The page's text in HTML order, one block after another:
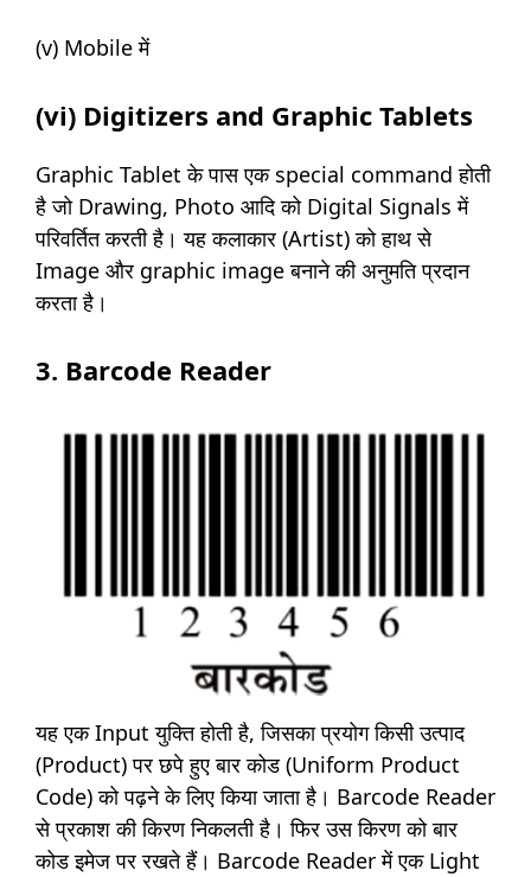
(v) Mobile में
(vi) Digitizers and Graphic Tablets
Graphic Tablet के पास एक special command होती
है जो Drawing, Photo आदि को Digital Signals में
परिवर्तित करती है। यह कलाकार (Artist) को हाथ से
Image और graphic image बनाने की अनुमति प्रदान
करता है।
3. Barcode Reader
यह एक Input युक्ति होती है, जिसका प्रयोग किसी उत्पाद
(Product) पर छपे हुए बार कोड (Uniform Product
Code) को पढ़ने के लिए किया जाता है। Barcode Reader
से प्रकाश की किरण निकलती है। फिर उस किरण को बार
कोड इमेज पर रखते हैं। Barcode Reader में एक Light